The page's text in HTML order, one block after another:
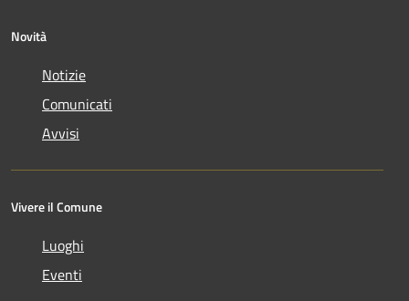
Novità
Notizie
Comunicati
Avvisi
Vivere il Comune
Luoghi
Eventi